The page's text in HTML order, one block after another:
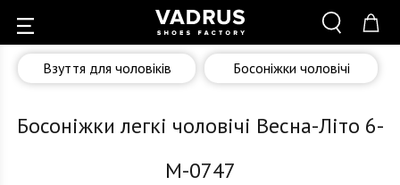
Взуття для чоловіків Босоніжки чоловічі
Босоніжки легкі чоловічі Весна-Літо 6-
M-0747